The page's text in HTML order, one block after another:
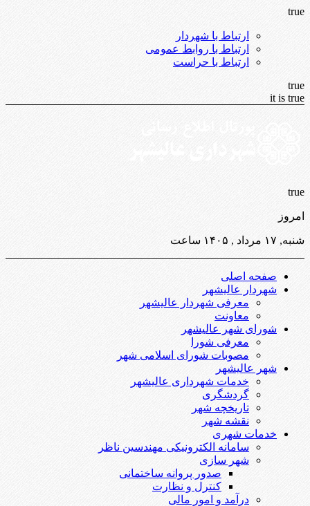
true
ارتباط با شهردار
ارتباط با روابط عمومی
ارتباط با حراست
true
it is true
true
امروز
شنبه, ۱۷ مرداد , ۱۴۰۵ ساعت
صفحه اصلی
شهردار عالیشهر
معرفی شهردار عالیشهر
معاونت
شورای شهر عالیشهر
معرفی شورا
مصوبات شورای اسلامی شهر
شهر عالیشهر
خدمات شهرداری عالیشهر
گردشگری
تاریخچه شهر
نقشه شهر
خدمات شهری
سامانه الکترونیکی مهندسین ناظر
شهر سازی
صدور پروانه ساختمانی
کنترل و نظارت
درآمد و امور مالی